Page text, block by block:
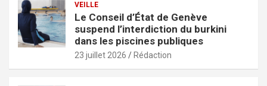
VEILLE
Le Conseil d’État de Genève
suspend l’interdiction du burkini
dans les piscines publiques
23 juillet 2026 Rédaction